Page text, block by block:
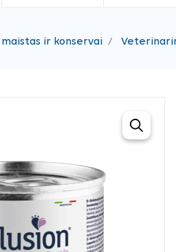
maistas ir konservai